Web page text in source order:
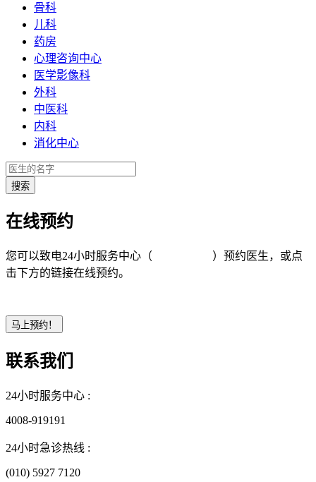
骨科
儿科
药房
心理咨询中心
医学影像科
外科
中医科
内科
消化中心
在线预约
您可以致电24小时服务中心（
）预约医生，或点
击下方的链接在线预约。
联系我们
24小时服务中心 :
4008-919191
24小时急诊热线 :
(010) 5927 7120